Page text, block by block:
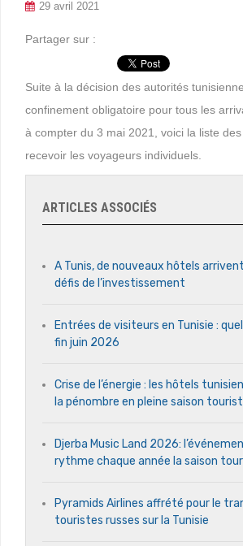
29 avril 2021
Partager sur :
Suite à la décision des autorités
confinement obligatoire pour tous les
à compter du 3 mai 2021, voici la liste
recevoir les voyageurs individuels.
ARTICLES ASSOCIÉS
A Tunis, de nouveaux hôtels
défis de l’investissement
Entrées de visiteurs en Tunisie :
fin juin 2026
Crise de l’énergie : les hôtels
la pénombre en pleine saison
Djerba Music Land 2026:
rythme chaque année la saison
Pyramids Airlines affrété pour le
touristes russes sur la Tunisie